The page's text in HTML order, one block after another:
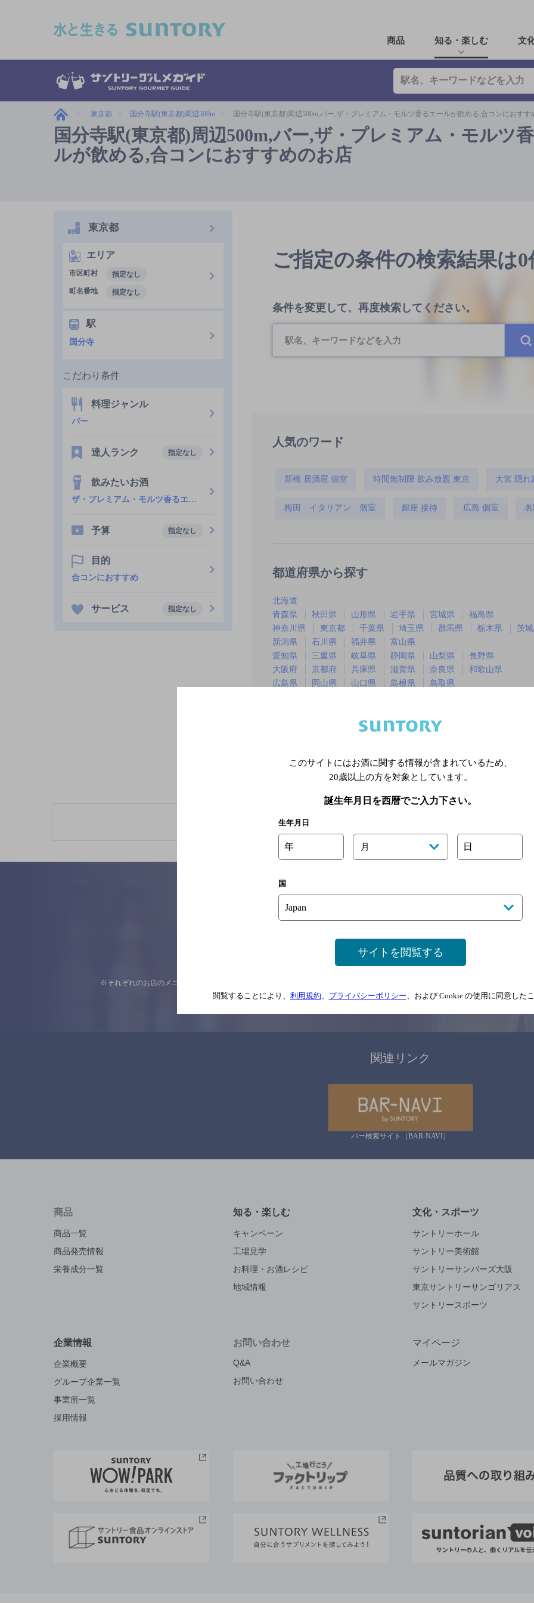
商品 知る・楽しむ 文
東京都 国分寺駅(東京都)周辺500m 国分寺駅(東京都)周辺500m,バー,ザ・プレミアム・モルツ香るエールが飲める,合コンにおすす
国分寺駅(東京都)周辺500m,バー,ザ・プレミアム・モルツ
ルが飲める,合コンにおすすめのお店
ご指定の条件の検索結果は0
条件を変更して、再度検索してください。
人気のワード
新橋 居酒屋 個室 時間無制限 飲み放題 東京 大宮 隠れ
梅田 イタリアン 個室 銀座 接待 広島 個室
都道府県から探す
北海道
青森県
秋田県 山形県 岩手県 宮城県
福島県
神奈川県
東京都 千葉県 埼玉県 群馬県 栃木県
茨
新潟県
石川県 福井県
富山県
愛知県
三重県 岐阜県 静岡県 山梨県
長野県
大阪府
京都府 兵庫県 滋賀県 奈良県
和歌山県
広島県
岡山県 山口県 島根県
鳥取県
※店舗によりハイボール取り扱い銘
東京都
エリア
市区町村
指定なし
町名番地
指定なし
駅
国分寺
こだわり条件
料理ジャンル
バー
達人ランク 指定なし
飲みたいお酒
ザ・プレミアム・モルツ香るエール
予算 指定なし
目的
合コンにおすすめ
サービス 指定なし
ご意見・ご感想
※それぞれのお店のメニューや営業時間などの掲載情報については、 念のためお店にご確
関連リンク
バー検索サイト［BAR-NAVI］
商品
商品一覧
商品発売情報
栄養成分一覧
知る・楽しむ
キャンペーン
工場見学
お料理・お酒レシピ
地域情報
文化・スポーツ
サントリーホール
サントリー美術館
サントリーサンバーズ大阪
東京サントリーサンゴリアス
サントリースポーツ
企業情報
企業概要
グループ企業一覧
事業所一覧
採用情報
お問い合わせ
Q&A
お問い合わせ
マイページ
メールマガジン
このサイトにはお酒に関する情報が含まれているため、
20歳以上の方を対象としています。
誕生年月日を西暦でご入力下さい。
生年月日
年 月 日
国
サイトを閲覧する
閲覧することにより、 利用規約、 プライバシーポリシー、および Cookie の使用に同意した